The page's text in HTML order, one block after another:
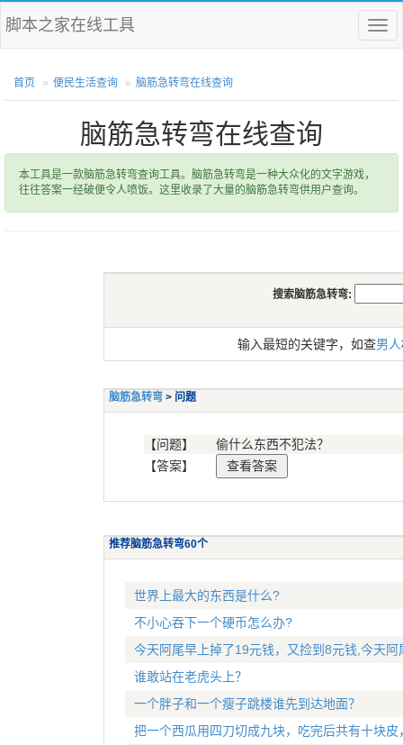
菜
单
脚本之家在线工具
首页 便民生活查询 脑筋急转弯在线查询
脑筋急转弯在线查询
本工具是一款脑筋急转弯查询工具。脑筋急转弯是一种大众化的文字游戏，
往往答案一经破便令人喷饭。这里收录了大量的脑筋急转弯供用户查询。
搜索脑筋急转弯:
输入最短的关键字，如查男人
脑筋急转弯 > 问题
【问题】
偷什么东西不犯法？
【答案】
推荐脑筋急转弯60个
世界上最大的东西是什么?
不小心吞下一个硬币怎么办?
今天阿尾早上掉了19元钱，又捡到8元钱,今天阿
谁敢站在老虎头上？
一个胖子和一个瘦子跳楼谁先到达地面？
把一个西瓜用四刀切成九块，吃完后共有十块皮